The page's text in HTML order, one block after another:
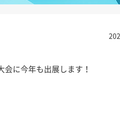
に今年も出展します！